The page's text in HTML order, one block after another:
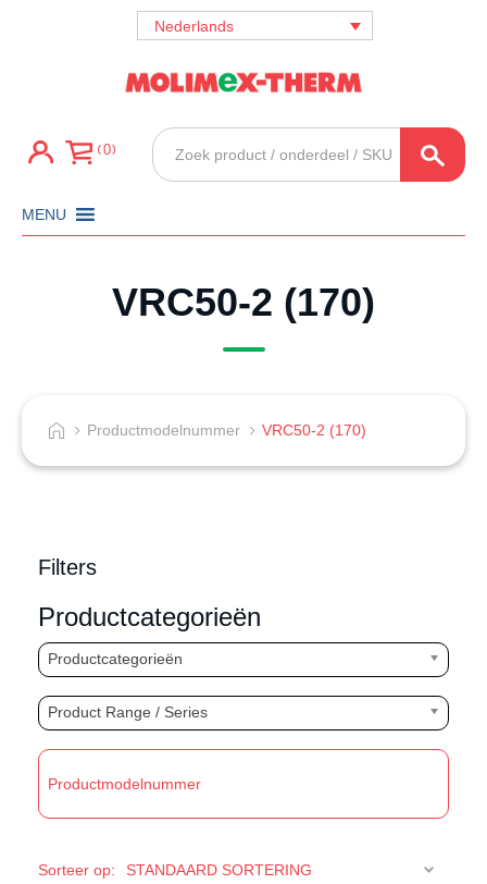
Nederlands
0
Producten
zoeken
MENU
VRC50-2 (170)
Productmodelnummer VRC50-2 (170)
Filters
Productcategorieën
Productcategorieën
Product Range / Series
Sorteer op: